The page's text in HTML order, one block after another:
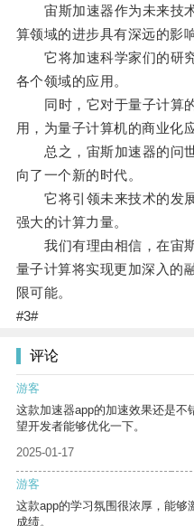
宙斯加速器作为未来技术
算领域的进步具有深远的影响
它将加速科学家们的研究
各个领域的应用。
同时，它对于量子计算的
用，为量子计算机的商业化
总之，宙斯加速器的问世
向了一个新的时代。
它将引领未来技术的发展
强大的计算力量。
我们有理由相信，在宙斯
量子计算将实现更加深入的
限可能。
#3#
评论
游客
这款加速器app的加速效果还是
望开发者能够优化一下。
2025-01-17
游客
这款app的学习氛围很浓厚，能够
成绩。